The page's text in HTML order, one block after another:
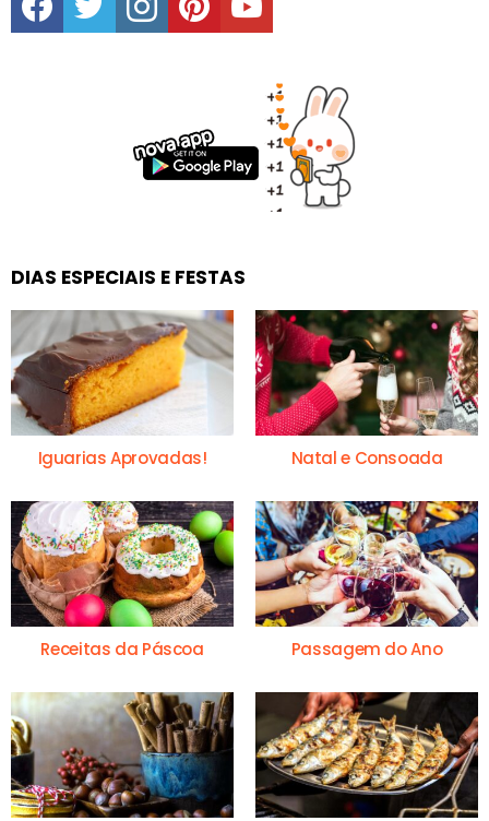
DIAS ESPECIAIS E FESTAS
Iguarias Aprovadas! Natal e Consoada
Receitas da Páscoa Passagem do Ano